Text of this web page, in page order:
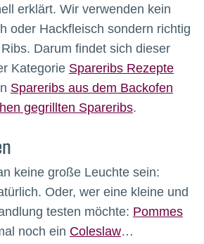
erklärt. Wir verwenden kein
oder Hackfleisch sondern richtig
Darum findet sich dieser
Kategorie Spareribs Rezepte
Spareribs aus dem Backofen
gegrillten Spareribs.
keine große Leuchte sein:
Oder, wer eine kleine und
testen möchte: Pommes
noch ein Coleslaw…